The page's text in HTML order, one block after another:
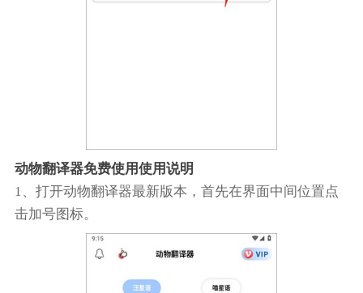
动物翻译器免费使用使用说明
1、打开动物翻译器最新版本，首先在界面中间位置点
击加号图标。